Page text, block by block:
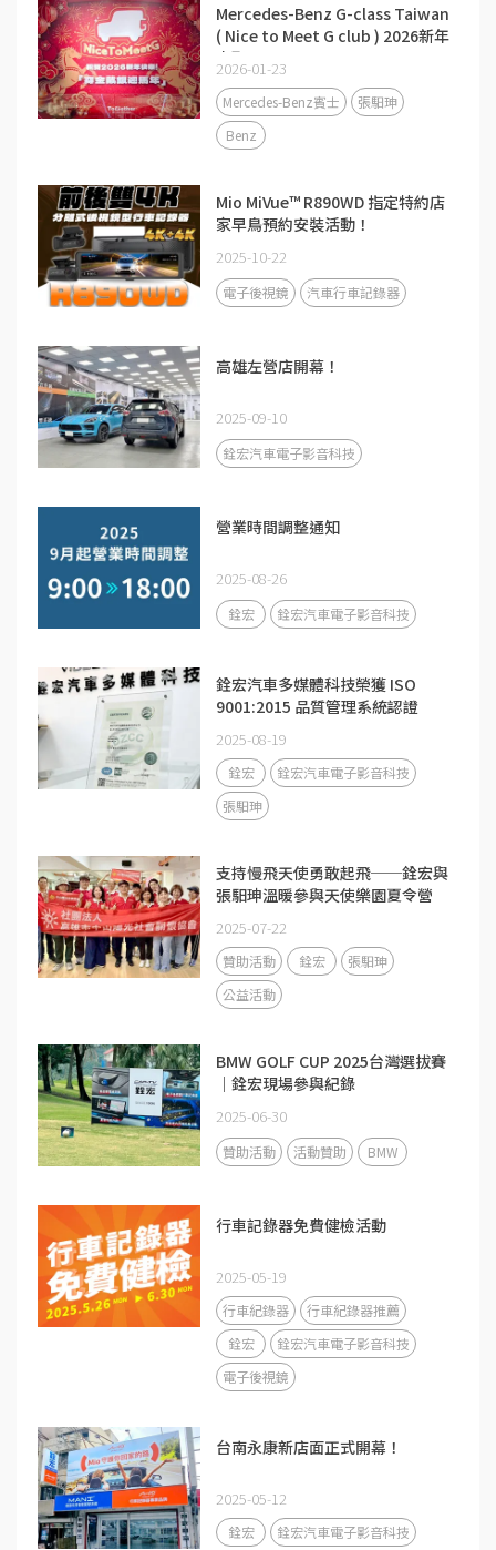
Mercedes-Benz G-class Taiwan
( Nice to Meet G club ) 2026新年
車聚
2026-01-23
Mercedes-Benz賓士
張馹珅
Benz
Mio MiVue™ R890WD 指定特約店
家早鳥預約安裝活動！
2025-10-22
電子後視鏡 汽車行車記錄器
高雄左營店開幕！
2025-09-10
銓宏汽車電子影音科技
營業時間調整通知
2025-08-26
銓宏 銓宏汽車電子影音科技
銓宏汽車多媒體科技榮獲 ISO
9001:2015 品質管理系統認證
2025-08-19
銓宏
銓宏汽車電子影音科技
張馹珅
支持慢飛天使勇敢起飛──銓宏與
張馹珅溫暖參與天使樂園夏令營
2025-07-22
贊助活動 銓宏
張馹珅
公益活動
BMW GOLF CUP 2025台灣選拔賽
｜銓宏現場參與紀錄
2025-06-30
贊助活動 活動贊助 BMW
行車記錄器免費健檢活動
2025-05-19
行車紀錄器
行車紀錄器推薦
銓宏
銓宏汽車電子影音科技
電子後視鏡
台南永康新店面正式開幕！
2025-05-12
銓宏 銓宏汽車電子影音科技